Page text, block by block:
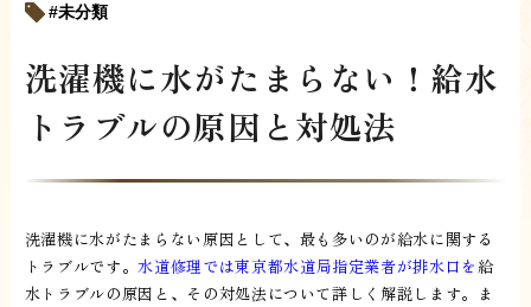
未分類
洗濯機に水がたまらない！給水
トラブルの原因と対処法
洗濯機に水がたまらない原因として、最も多いのが給水に関する
トラブルです。水道修理では東京都水道局指定業者が排水口を給
水トラブルの原因と、その対処法について詳しく解説します。ま